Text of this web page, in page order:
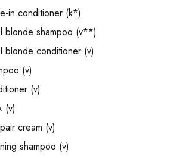
in conditioner (k*)
blonde shampoo (v**)
blonde conditioner (v)
(v)
(v)
(v)
cream (v)
shampoo (v)